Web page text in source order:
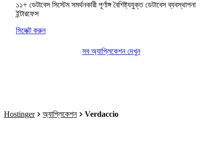
১১+ ডেটাবেস সিস্টেম সমর্থনকারী পূর্ণাঙ্গ বৈশিষ্ট্যযুক্ত ডেটাবেস ব্যবস্থাপনা
ইন্টারফেস
সিলেক্ট করুন
সব অ্যাপ্লিকেশন দেখুন
Hostinger অ্যাপ্লিকেশন Verdaccio